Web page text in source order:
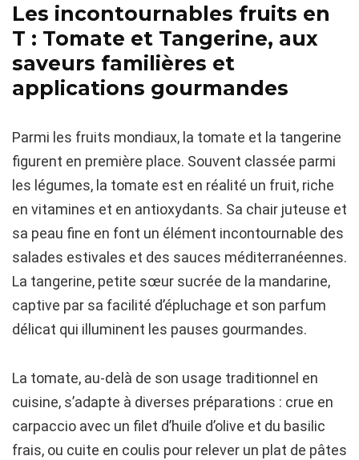
Les incontournables fruits en
T : Tomate et Tangerine, aux
saveurs familières et
applications gourmandes
Parmi les fruits mondiaux, la tomate et la tangerine
figurent en première place. Souvent classée parmi
les légumes, la tomate est en réalité un fruit, riche
en vitamines et en antioxydants. Sa chair juteuse et
sa peau fine en font un élément incontournable des
salades estivales et des sauces méditerranéennes.
La tangerine, petite sœur sucrée de la mandarine,
captive par sa facilité d’épluchage et son parfum
délicat qui illuminent les pauses gourmandes.
La tomate, au-delà de son usage traditionnel en
cuisine, s’adapte à diverses préparations : crue en
carpaccio avec un filet d’huile d’olive et du basilic
frais, ou cuite en coulis pour relever un plat de pâtes